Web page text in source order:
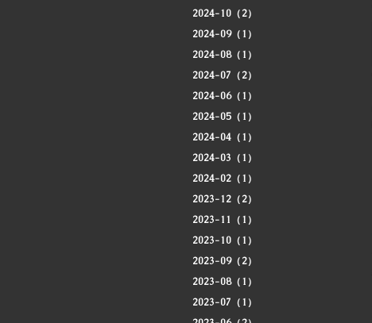
2024-10（2）
2024-09（1）
2024-08（1）
2024-07（2）
2024-06（1）
2024-05（1）
2024-04（1）
2024-03（1）
2024-02（1）
2023-12（2）
2023-11（1）
2023-10（1）
2023-09（2）
2023-08（1）
2023-07（1）